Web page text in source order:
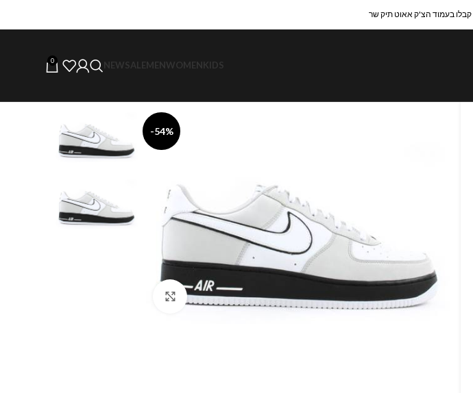
0 NEWSALEMENWOMENKIDS
-54%
Click to enlarge